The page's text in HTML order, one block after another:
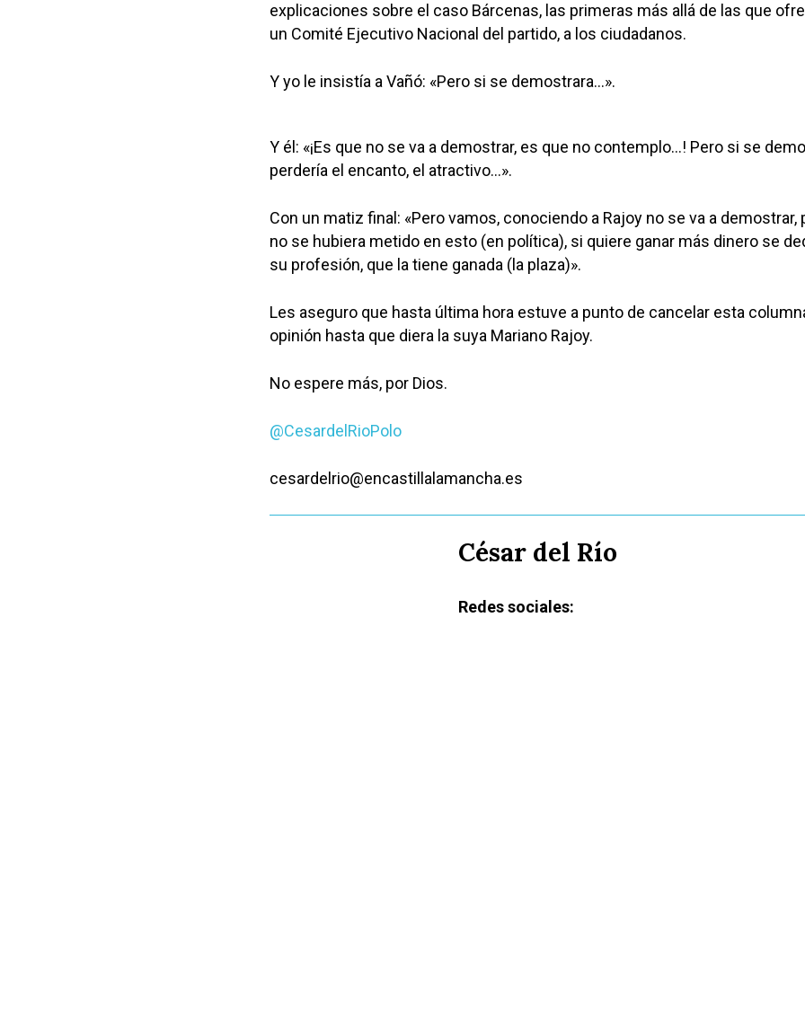
explicaciones sobre el caso Bárcenas, las primeras más allá de las que
un Comité Ejecutivo Nacional del partido, a los ciudadanos.
Y yo le insistía a Vañó: «Pero si se demostrara…».
Y él: «¡Es que no se va a demostrar, es que no contemplo…! Pero si se
perdería el encanto, el atractivo…».
Con un matiz final: «Pero vamos, conociendo a Rajoy no se va a demostrar,
no se hubiera metido en esto (en política), si quiere ganar más dinero se
su profesión, que la tiene ganada (la plaza)».
Les aseguro que hasta última hora estuve a punto de cancelar esta
opinión hasta que diera la suya Mariano Rajoy.
No espere más, por Dios.
@CesardelRioPolo
cesardelrio@encastillalamancha.es
César del Río
Redes sociales: